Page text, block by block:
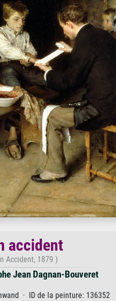
accident
Accident, 1879 )
Jean Dagnan-Bouveret
· ID de la peinture: 136352